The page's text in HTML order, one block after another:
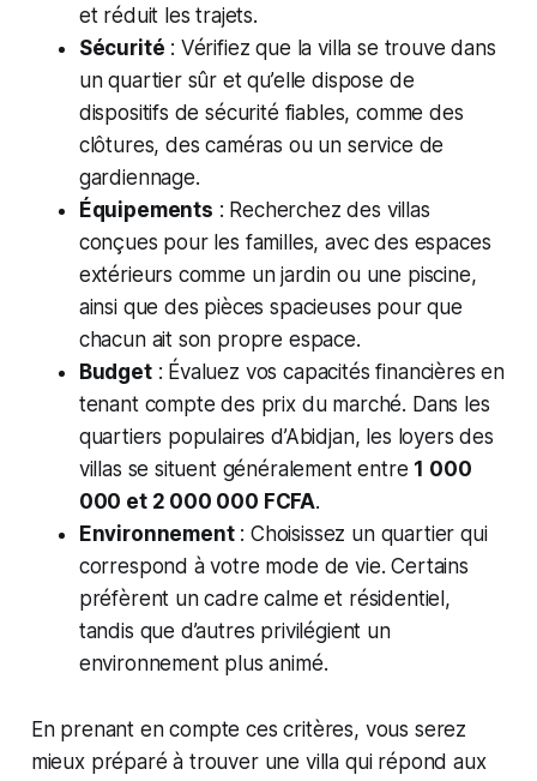
et réduit les trajets.
Sécurité : Vérifiez que la villa se trouve dans
un quartier sûr et qu’elle dispose de
dispositifs de sécurité fiables, comme des
clôtures, des caméras ou un service de
gardiennage.
Équipements : Recherchez des villas
conçues pour les familles, avec des espaces
extérieurs comme un jardin ou une piscine,
ainsi que des pièces spacieuses pour que
chacun ait son propre espace.
Budget: Évaluez vos capacités financières en
tenant compte des prix du marché. Dans les
quartiers populaires d’Abidjan, les loyers des
villas se situent généralement entre 1 000
000 et 2 000 000 FCFA.
Environnement: Choisissez un quartier qui
correspond à votre mode de vie. Certains
préfèrent un cadre calme et résidentiel,
tandis que d’autres privilégient un
environnement plus animé.
En prenant en compte ces critères, vous serez
mieux préparé à trouver une villa qui répond aux